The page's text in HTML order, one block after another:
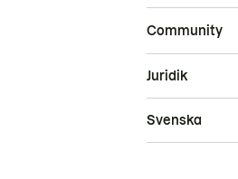
Community
Juridik
Svenska